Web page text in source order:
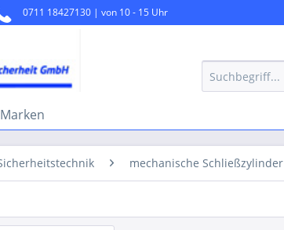
0711 18427130 | von 10 - 15 Uhr
mechanische Schließzylinder